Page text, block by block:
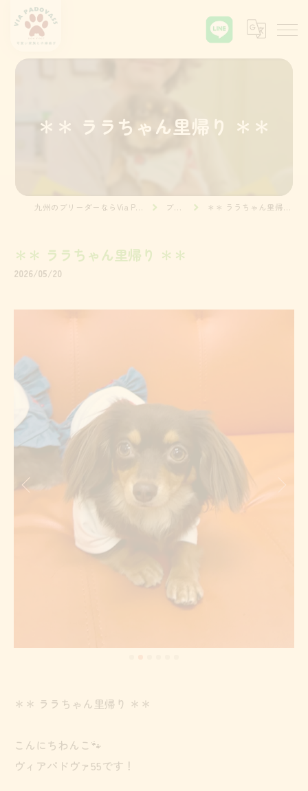
＊＊ ララちゃん里帰り ＊＊
ブログ ＊＊ ララちゃん里帰り ＊＊
＊＊ ララちゃん里帰り ＊＊
2026/05/20
＊＊ ララちゃん里帰り ＊＊
こんにちわんこ🐾
ヴィアパドヴァ55です！